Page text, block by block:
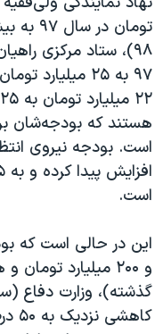
هستند که بودجه‌شان
است. بودجه نیروی
است.
و ۲۰۰ میلیارد